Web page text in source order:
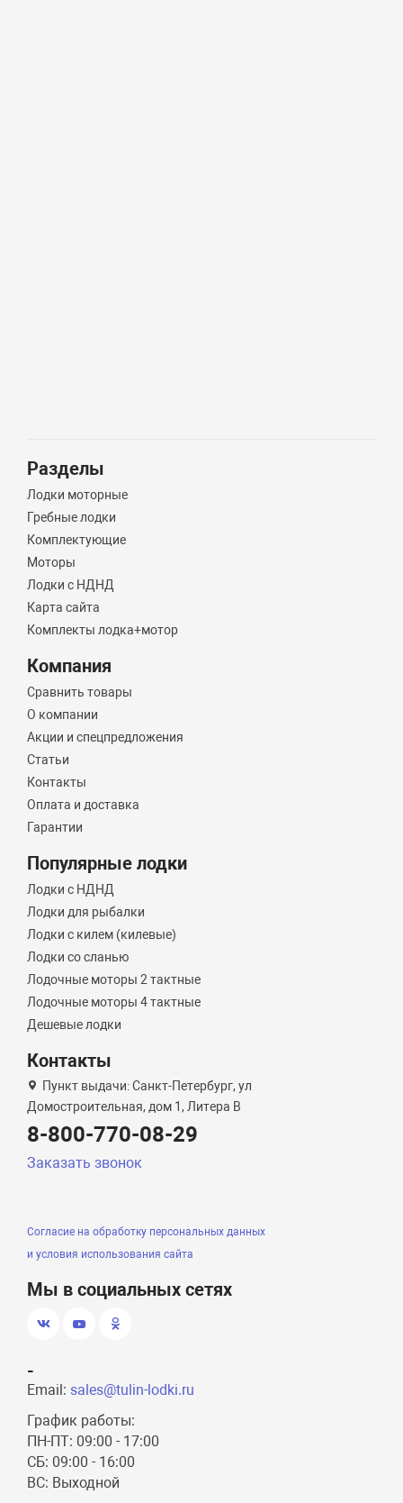
Разделы
Лодки моторные
Гребные лодки
Комплектующие
Моторы
Лодки с НДНД
Карта сайта
Комплекты лодка+мотор
Компания
Сравнить товары
О компании
Акции и спецпредложения
Статьи
Контакты
Оплата и доставка
Гарантии
Популярные лодки
Лодки с НДНД
Лодки для рыбалки
Лодки с килем (килевые)
Лодки со сланью
Лодочные моторы 2 тактные
Лодочные моторы 4 тактные
Дешевые лодки
Контакты
Пункт выдачи: Санкт-Петербург, ул
Домостроительная, дом 1, Литера B
8-800-770-08-29
Заказать звонок
Согласие на обработку персональных данных
и условия использования сайта
Мы в социальных сетях
-
Email: sales@tulin-lodki.ru
График работы:
ПН-ПТ: 09:00 - 17:00
СБ: 09:00 - 16:00
ВС: Выходной